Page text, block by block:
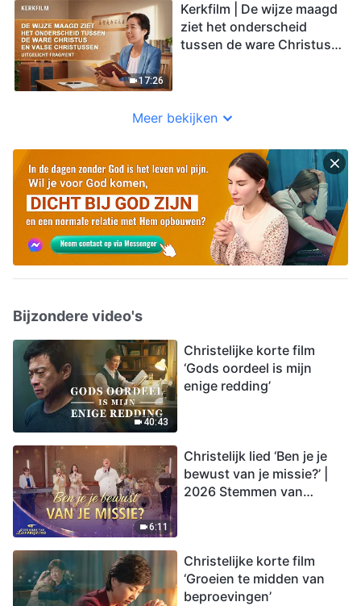
17:26
Kerkfilm | De wijze maagd
ziet het onderscheid
tussen de ware Christus
Meer bekijken
Bijzondere video's
40:43
Christelijke korte film
‘Gods oordeel is mijn
enige redding’
6:11
Christelijk lied ‘Ben je je
bewust van je missie?’ |
2026 Stemmen van
Christelijke korte film
‘Groeien te midden van
beproevingen’